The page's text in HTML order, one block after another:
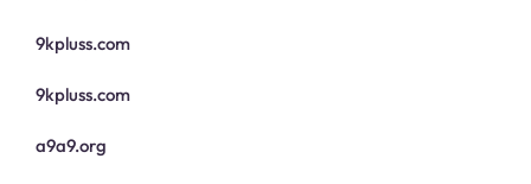
9kpluss.com
9kpluss.com
a9a9.org